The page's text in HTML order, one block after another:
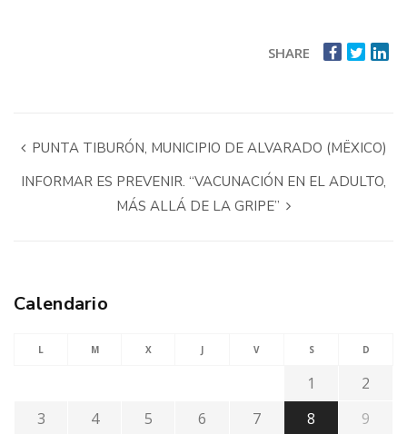
SHARE
PUNTA TIBURÓN, MUNICIPIO DE ALVARADO (MËXICO)
INFORMAR ES PREVENIR. “VACUNACIÓN EN EL ADULTO,
MÁS ALLÁ DE LA GRIPE”
Calendario
L M X J V S D
1
2
3
4 5 6 7 8 9